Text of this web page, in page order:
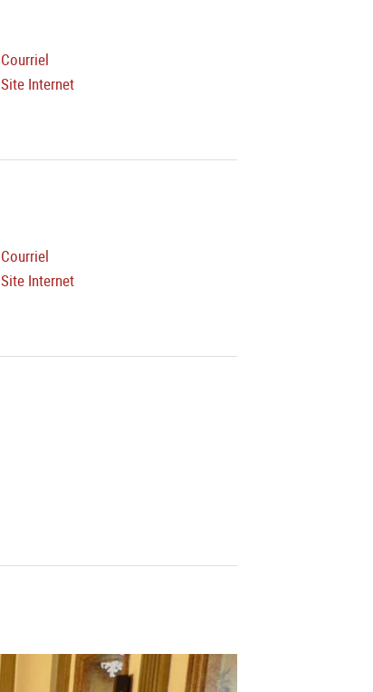
Courriel
Site Internet
Courriel
Site Internet